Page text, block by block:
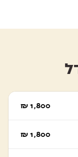
1,800
₪
1,800
₪